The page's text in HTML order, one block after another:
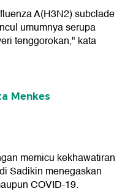
A(H3N2) subclade
umumnya serupa
tenggorokan," kata
Menkes
memicu kekhawatiran
Sadikin menegaskan
COVID-19.